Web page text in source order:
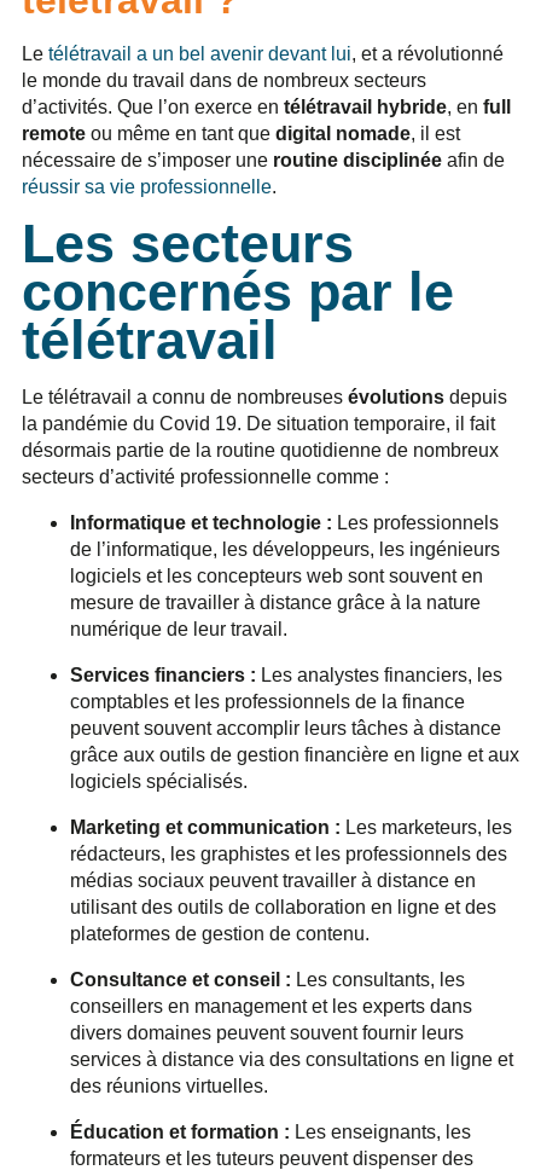
Le télétravail a un bel avenir devant lui, et a révolutionné
le monde du travail dans de nombreux secteurs
d’activités. Que l’on exerce en télétravail hybride, en full
remote ou même en tant que digital nomade, il est
nécessaire de s’imposer une routine disciplinée afin de
réussir sa vie professionnelle.
Les secteurs
concernés par le
télétravail
Le télétravail a connu de nombreuses évolutions depuis
la pandémie du Covid 19. De situation temporaire, il fait
désormais partie de la routine quotidienne de nombreux
secteurs d’activité professionnelle comme :
Informatique et technologie : Les professionnels
de l’informatique, les développeurs, les ingénieurs
logiciels et les concepteurs web sont souvent en
mesure de travailler à distance grâce à la nature
numérique de leur travail.
Services financiers : Les analystes financiers, les
comptables et les professionnels de la finance
peuvent souvent accomplir leurs tâches à distance
grâce aux outils de gestion financière en ligne et aux
logiciels spécialisés.
Marketing et communication : Les marketeurs, les
rédacteurs, les graphistes et les professionnels des
médias sociaux peuvent travailler à distance en
utilisant des outils de collaboration en ligne et des
plateformes de gestion de contenu.
Consultance et conseil : Les consultants, les
conseillers en management et les experts dans
divers domaines peuvent souvent fournir leurs
services à distance via des consultations en ligne et
des réunions virtuelles.
Éducation et formation : Les enseignants, les
formateurs et les tuteurs peuvent dispenser des